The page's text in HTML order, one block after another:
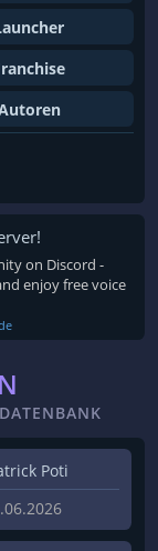
on Discord -
enjoy free voice
Poti